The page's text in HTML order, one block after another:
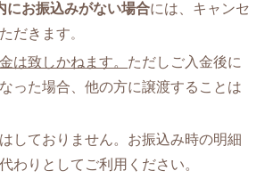
にお振込みがない場合には、キャンセ
だきます。
は致しかねます。 ただしご入金後に
った場合、他の方に譲渡することは
しておりません。お振込み時の明細
わりとしてご利用ください。